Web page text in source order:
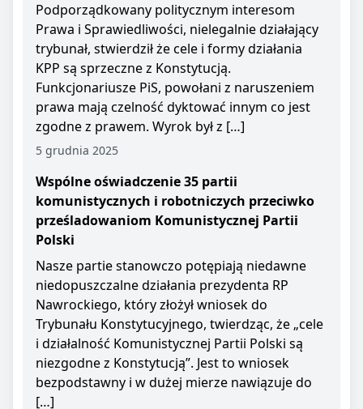
Podporządkowany politycznym interesom
Prawa i Sprawiedliwości, nielegalnie działający
trybunał, stwierdził że cele i formy działania
KPP są sprzeczne z Konstytucją.
Funkcjonariusze PiS, powołani z naruszeniem
prawa mają czelność dyktować innym co jest
zgodne z prawem. Wyrok był z […]
5 grudnia 2025
Wspólne oświadczenie 35 partii
komunistycznych i robotniczych przeciwko
prześladowaniom Komunistycznej Partii
Polski
Nasze partie stanowczo potępiają niedawne
niedopuszczalne działania prezydenta RP
Nawrockiego, który złożył wniosek do
Trybunału Konstytucyjnego, twierdząc, że „cele
i działalność Komunistycznej Partii Polski są
niezgodne z Konstytucją”. Jest to wniosek
bezpodstawny i w dużej mierze nawiązuje do
[…]